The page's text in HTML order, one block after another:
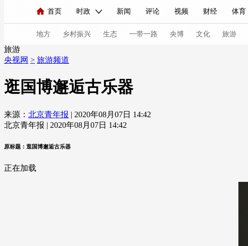
首页 时政 新闻 评论 视频 财经 体育
人民领袖习近平 联播+ 中国领导人 央视快评 习式妙语
直播 栏目大全 节目单 听音 微视频 主持人
海外频道 iPanda English Монгол
地方 乡村振兴 生态 一带一路 央博 文化 旅游
新闻 国内 国际 评论
旅游
央视网 > 旅游频道
逛国博邂逅古乐器
来源： 北京青年报 | 2020年08月07日 14:42
北京青年报 | 2020年08月07日 14:42
原标题：逛国博邂逅古乐器
正在加载